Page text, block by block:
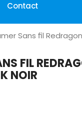
Contact
Sans fil Redragon
FIL
NOIR